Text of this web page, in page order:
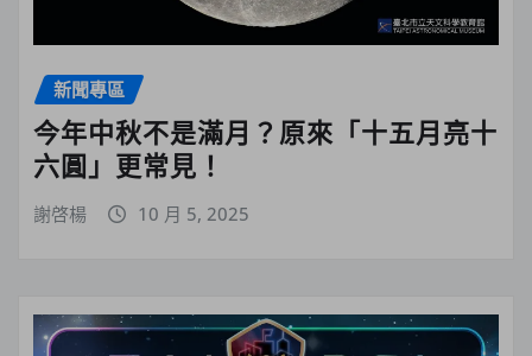
新聞專區
今年中秋不是滿月？原來「十五月亮十
六圓」更常見！
謝啓楊 10 月 5, 2025